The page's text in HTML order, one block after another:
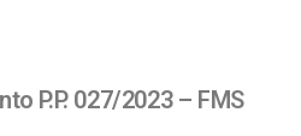
P.P. 027/2023 – FMS